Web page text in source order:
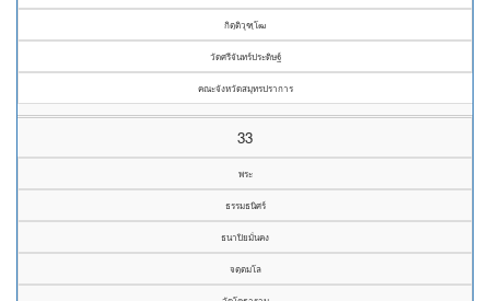
กิตฺติวุฑฺโฒ
วัดศรีจันทร์ประดิษฐ์
คณะจังหวัดสมุทรปราการ
33
พระ
ธรรมธนิศร์
ธนาปิยมั่นคง
จตฺตมโล